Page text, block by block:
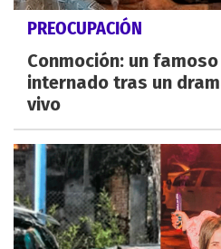
PREOCUPACIÓN
Conmoción: un
internado tras un
vivo